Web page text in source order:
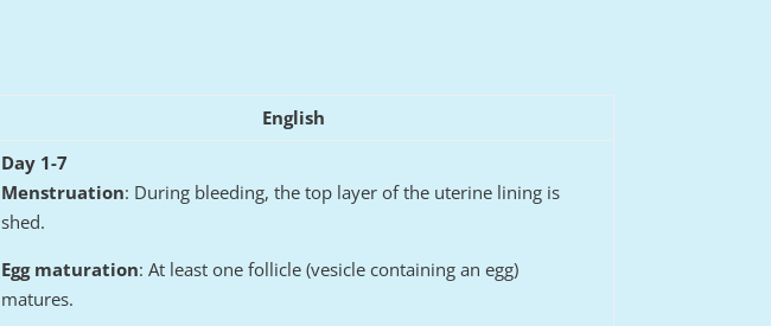
English
Day 1-7
Menstruation: During bleeding, the top layer of the uterine lining is
shed.
Egg maturation: At least one follicle (vesicle containing an egg)
matures.